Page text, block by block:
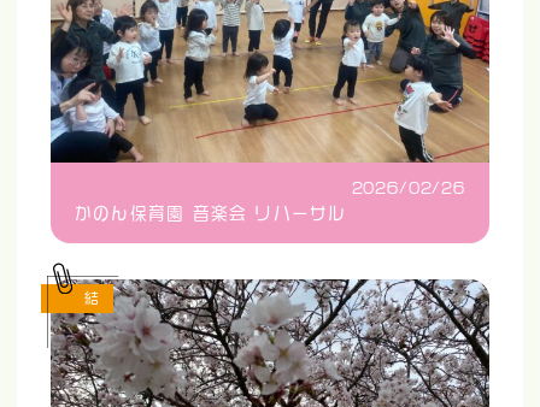
2026/02/26
かのん保育園 音楽会 リハーサル
結